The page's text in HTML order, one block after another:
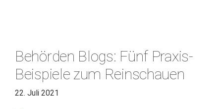
Behörden Blogs: Fünf Praxis-
Beispiele zum Reinschauen
22. Juli 2021